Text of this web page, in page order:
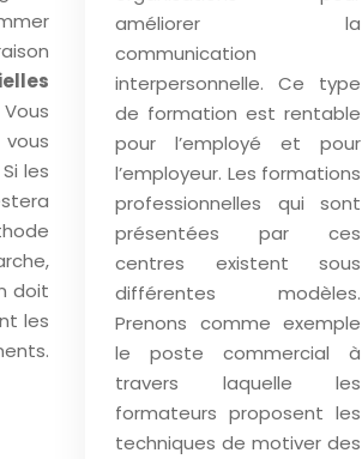
les
doit
les
améliorer la
communication
interpersonnelle. Ce type
de formation est rentable
pour l’employé et pour
l’employeur. Les formations
professionnelles qui sont
présentées par ces
centres existent sous
différentes modèles.
Prenons comme exemple
le poste commercial à
travers laquelle les
formateurs proposent les
techniques de motiver des